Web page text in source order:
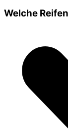
Welche